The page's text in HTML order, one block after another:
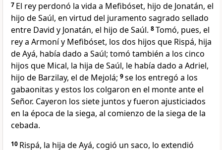
7 El rey perdonó la vida a Mefibóset, hijo de Jonatán, el
hijo de Saúl, en virtud del juramento sagrado sellado
entre David y Jonatán, el hijo de Saúl. 8Tomó, pues, el
rey a Armoní y Mefibóset, los dos hijos que Rispá, hija
de Ayá, había dado a Saúl; tomó también a los cinco
hijos que Mical, la hija de Saúl, le había dado a Adriel,
hijo de Barzilay, el de Mejolá; 9se los entregó a los
gabaonitas y estos los colgaron en el monte ante el
Señor. Cayeron los siete juntos y fueron ajusticiados
en la época de la siega, al comienzo de la siega de la
cebada.
10 Rispá, la hija de Ayá, cogió un saco, lo extendió